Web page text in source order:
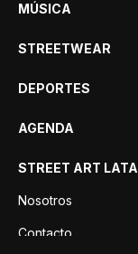
MÚSICA
STREETWEAR
DEPORTES
AGENDA
STREET ART
Nosotros
Contacto